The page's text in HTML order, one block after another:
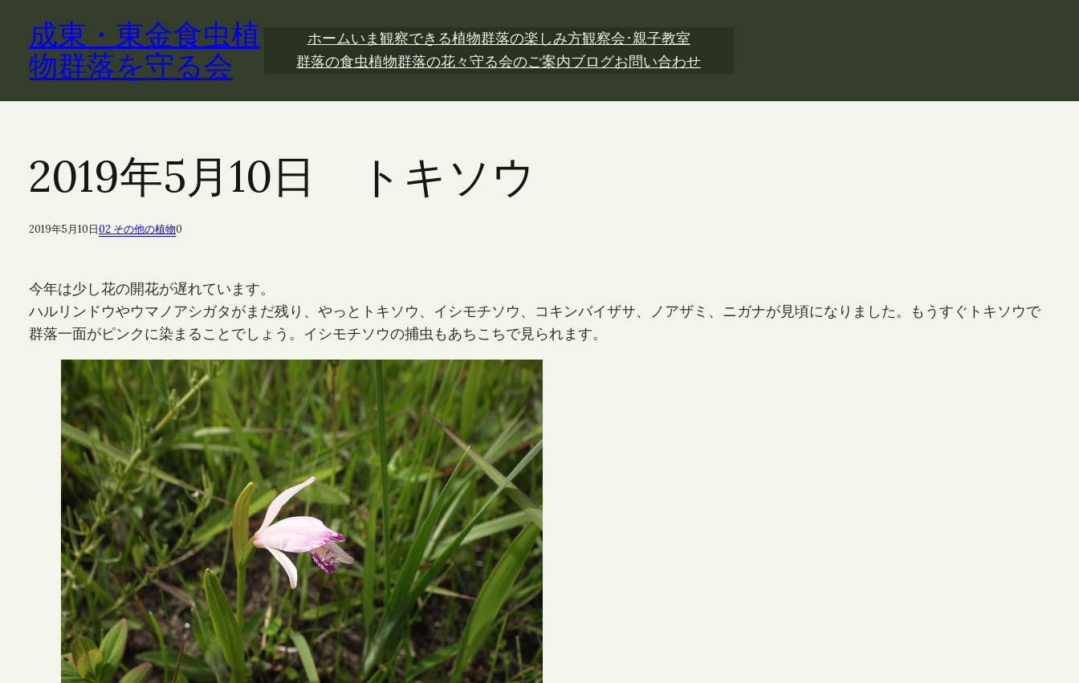
キ
成東・東金食虫植
物群落を守る会
ホームいま観察できる植物群落の楽しみ方観察会･親子教室
群落の食虫植物群落の花々守る会のご案内ブログお問い合わせ
2019年5月10日 トキソウ
2019年5月10日02 その他の植物0
今年は少し花の開花が遅れています。
ハルリンドウやウマノアシガタがまだ残り、やっとトキソウ、イシモチソウ、コキンバイザサ、ノアザミ、ニガナが見頃になりました。もうすぐトキソウで
群落一面がピンクに染まることでしょう。イシモチソウの捕虫もあちこちで見られます。